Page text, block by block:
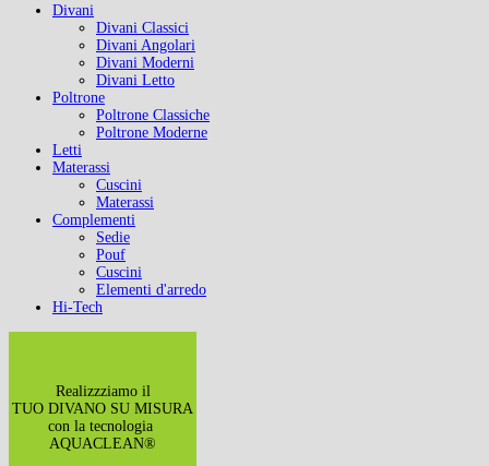
Divani
Divani Classici
Divani Angolari
Divani Moderni
Divani Letto
Poltrone
Poltrone Classiche
Poltrone Moderne
Letti
Materassi
Cuscini
Materassi
Complementi
Sedie
Pouf
Cuscini
Elementi d'arredo
Hi-Tech
Realizzziamo il
TUO DIVANO SU MISURA
con la tecnologia
AQUACLEAN®